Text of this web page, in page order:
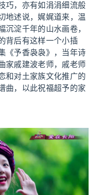
巧，亦有如涓涓细流般
地述说，娓娓道来，温
沉淀千年的山水画卷，
背后有这样一个小插
《予香袅袅》，当年诗
家戚建波老师，戚老师
和对土家族文化推广的
曲，以此祝福超予的家